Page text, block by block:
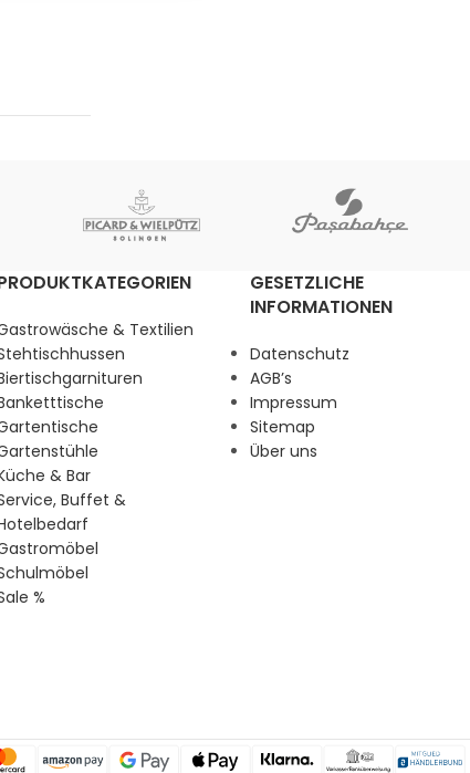
& Textilien
& Bar
Buffet &
%
GESETZLICHE
INFORMATIONEN
Datenschutz
AGB’s
Impressum
Sitemap
Über uns